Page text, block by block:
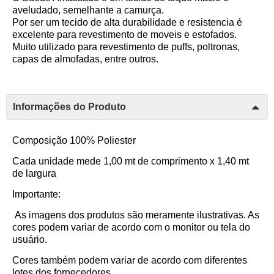
aveludado, semelhante a camurça.
Por ser um tecido de alta durabilidade e resistencia é
excelente para revestimento de moveis e estofados.
Muito utilizado para revestimento de puffs, poltronas,
capas de almofadas, entre outros.
Informações do Produto
Composição 100% Poliester
Cada unidade mede 1,00 mt de comprimento x 1,40 mt
de largura
Importante:
As imagens dos produtos são meramente ilustrativas. As
cores podem variar de acordo com o monitor ou tela do
usuário.
Cores também podem variar de acordo com diferentes